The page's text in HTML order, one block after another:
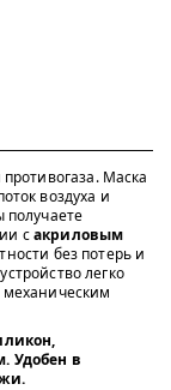
Маска
воздуха и
получаете
сакриловым
без потерь и
легко
механическим
,
Удобен в